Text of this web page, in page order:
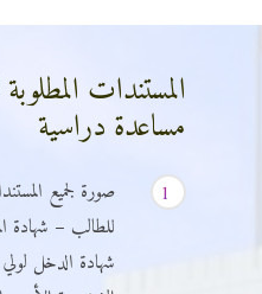
المستندات
مساعدة دراسية
1
صورة لجميع
للطالب – شهادة
شهادة الدخل